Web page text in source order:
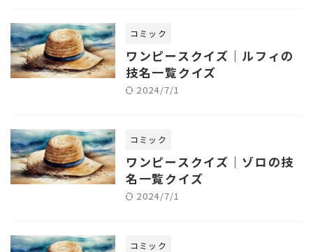
コミック
ワンピースクイズ｜ルフィの
技名一覧クイズ
2024/7/1
コミック
ワンピースクイズ｜ゾロの技
名一覧クイズ
2024/7/1
コミック